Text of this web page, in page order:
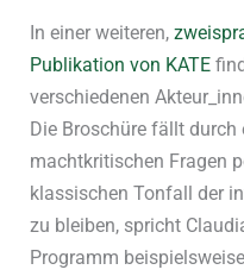
In einer weiteren,
Publikation von KATE
verschiedenen
Die Broschüre fällt durch
machtkritischen Fragen
klassischen Tonfall der
zu bleiben, spricht
Programm